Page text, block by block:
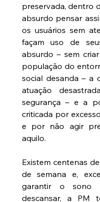
preservada, dentro
absurdo pensar
os usuários sem
façam uso de
absurdo – sem
população do
social desanda – a
atuação
segurança – e a
criticada por
e por não agir
aquilo.
Existem centenas
de semana e,
garantir o sono
descansar, a PM